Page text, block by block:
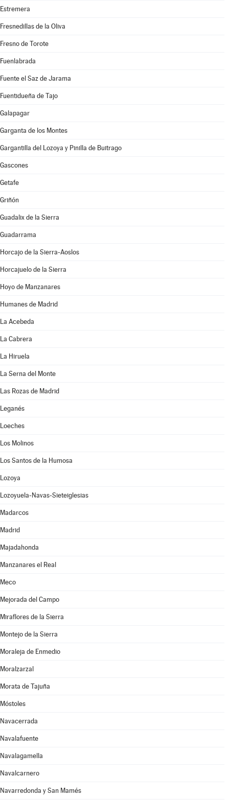
Estremera
Fresnedillas de la Oliva
Fresno de Torote
Fuenlabrada
Fuente el Saz de Jarama
Fuentidueña de Tajo
Galapagar
Garganta de los Montes
Gargantilla del Lozoya y Pinilla de Buitrago
Gascones
Getafe
Griñón
Guadalix de la Sierra
Guadarrama
Horcajo de la Sierra-Aoslos
Horcajuelo de la Sierra
Hoyo de Manzanares
Humanes de Madrid
La Acebeda
La Cabrera
La Hiruela
La Serna del Monte
Las Rozas de Madrid
Leganés
Loeches
Los Molinos
Los Santos de la Humosa
Lozoya
Lozoyuela-Navas-Sieteiglesias
Madarcos
Madrid
Majadahonda
Manzanares el Real
Meco
Mejorada del Campo
Miraflores de la Sierra
Montejo de la Sierra
Moraleja de Enmedio
Moralzarzal
Morata de Tajuña
Móstoles
Navacerrada
Navalafuente
Navalagamella
Navalcarnero
Navarredonda y San Mamés